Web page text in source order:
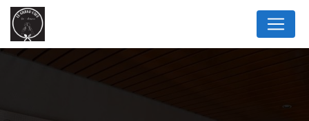
Panneau de gestion des cookies